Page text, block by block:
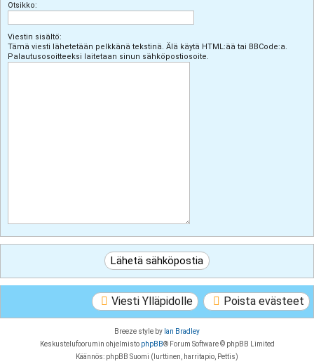
Otsikko:
Viestin sisältö:
Tämä viesti lähetetään pelkkänä tekstinä. Älä käytä HTML:ää tai BBCode:a.
Palautusosoitteeksi laitetaan sinun sähköpostiosoite.
Poista evästeet
Viesti Ylläpidolle
Breeze style by Ian Bradley
Keskustelufoorumin ohjelmisto phpBB® Forum Software © phpBB Limited
Käännös: phpBB Suomi (lurttinen, harritapio, Pettis)